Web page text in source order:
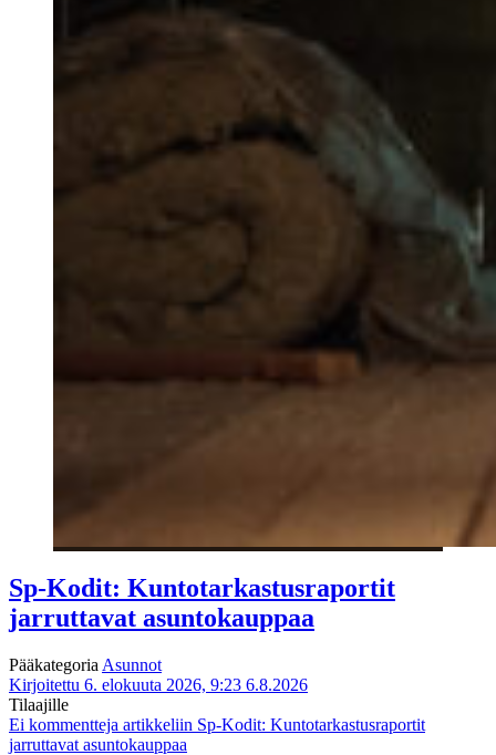
Sp-Kodit: Kuntotarkastusraportit
jarruttavat asuntokauppaa
Pääkategoria Asunnot
Kirjoitettu 6. elokuuta 2026, 9:23 6.8.2026
Tilaajille
Ei kommentteja artikkeliin Sp-Kodit: Kuntotarkastusraportit
jarruttavat asuntokauppaa